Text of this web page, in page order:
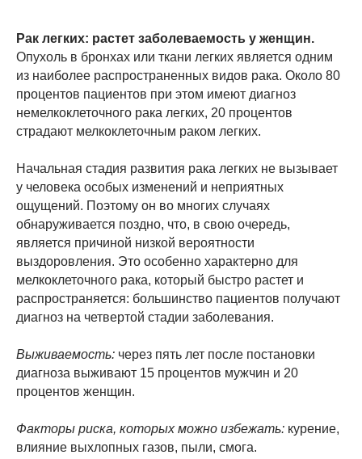
Рак легких: растет заболеваемость у женщин.
Опухоль в бронхах или ткани легких является одним
из наиболее распространенных видов рака. Около 80
процентов пациентов при этом имеют диагноз
немелкоклеточного рака легких, 20 процентов
страдают мелкоклеточным раком легких.
Начальная стадия развития рака легких не вызывает
у человека особых изменений и неприятных
ощущений. Поэтому он во многих случаях
обнаруживается поздно, что, в свою очередь,
является причиной низкой вероятности
выздоровления. Это особенно характерно для
мелкоклеточного рака, который быстро растет и
распространяется: большинство пациентов получают
диагноз на четвертой стадии заболевания.
Выживаемость: через пять лет после постановки
диагноза выживают 15 процентов мужчин и 20
процентов женщин.
Факторы риска, которых можно избежать: курение,
влияние выхлопных газов, пыли, смога.